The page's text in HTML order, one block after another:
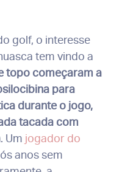
golf, o interesse
tem vindo a
topo começaram a
para
durante o jogo,
tacada com
. Um jogador do
anos sem